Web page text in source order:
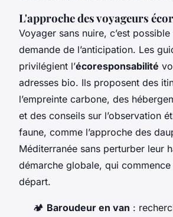
L'approche des voyageurs
Voyager sans nuire, c’est
demande de l’anticipation. Les
privilégient l’écoresponsabilité
adresses bio. Ils proposent des
l’empreinte carbone, des
et des conseils sur l’observation
faune, comme l’approche des
Méditerranée sans perturber leur
démarche globale, qui
départ.
🏕️ Baroudeur en van :